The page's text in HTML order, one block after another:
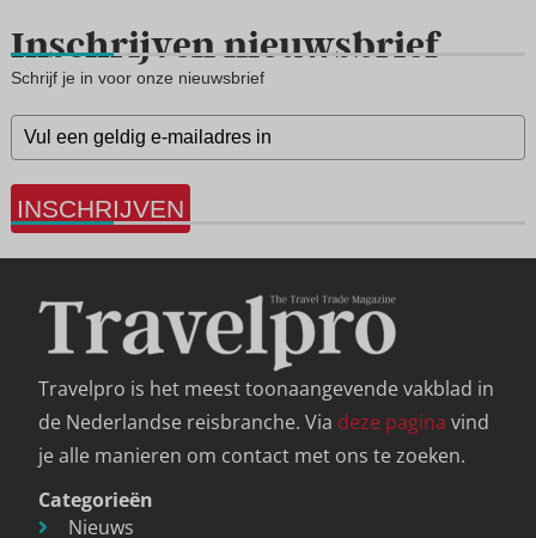
Inschrijven nieuwsbrief
Schrijf je in voor onze nieuwsbrief
INSCHRIJVEN
Travelpro is het meest toonaangevende vakblad in
de Nederlandse reisbranche. Via deze pagina vind
je alle manieren om contact met ons te zoeken.
Categorieën
Nieuws